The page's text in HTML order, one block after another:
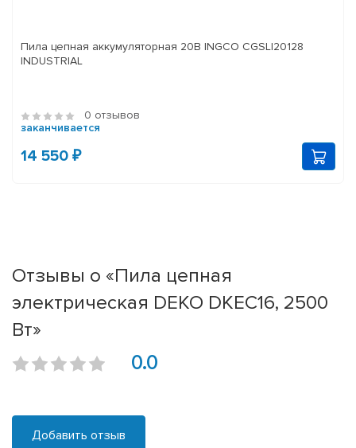
Пила цепная аккумуляторная 20В INGCO CGSLI20128
INDUSTRIAL
0 отзывов
заканчивается
14 550 ₽
Отзывы о «Пила цепная
электрическая DEKO DKEC16, 2500
Вт»
0.0
Добавить отзыв